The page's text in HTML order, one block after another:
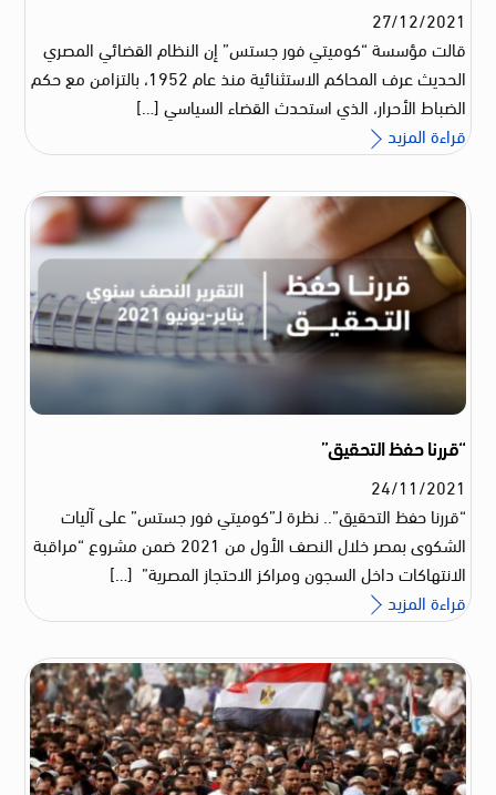
27/12/2021
قالت مؤسسة “كوميتي فور جستس” إن النظام القضائي المصري
الحديث عرف المحاكم الاستثنائية منذ عام 1952، بالتزامن مع حكم
الضباط الأحرار، الذي استحدث القضاء السياسي […]
قراءة المزيد
“قررنا حفظ التحقيق”
24/11/2021
“قررنا حفظ التحقيق”.. نظرة لـ”كوميتي فور جستس” على آليات
الشكوى بمصر خلال النصف الأول من 2021 ضمن مشروع “مراقبة
الانتهاكات داخل السجون ومراكز الاحتجاز المصرية” […]
قراءة المزيد